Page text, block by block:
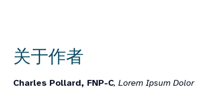
关于作者
Charles Pollard, FNP-C, Lorem Ipsum Dolor